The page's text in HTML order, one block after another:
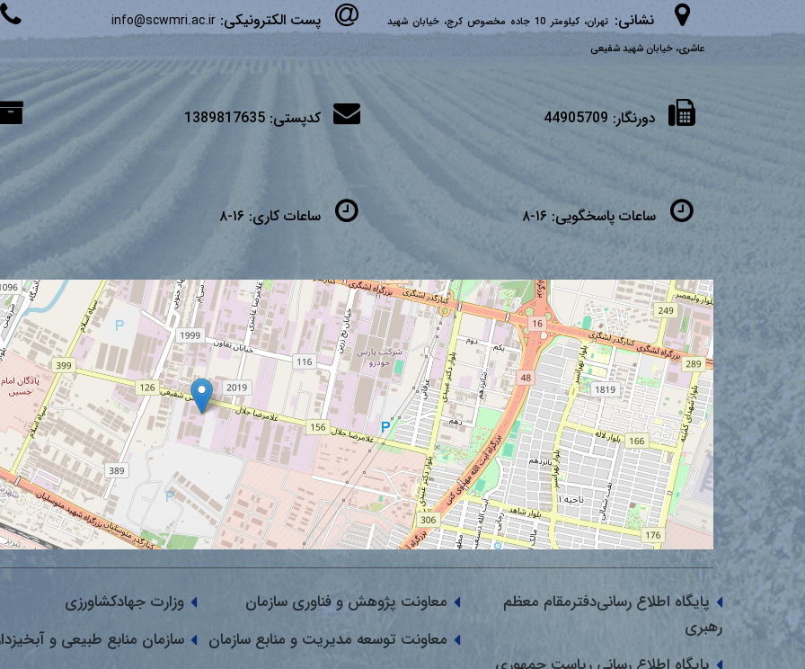
نشانی:
تهران، کیلومتر 10 جاده مخصوص کرج، خیابان شهید
عاشری، خیابان شهید شفیعی
پست الکترونیکی:info@scwmri.ac.ir
دورنگار: 44905709 کدپستی:1389817635
ساعات پاسخگویی: ۱۶-۸ ساعات کاری: ۱۶-۸
پایگاه اطلاع رسانی‌دفترمقام معظم
رهبری
معاونت پژوهش و فناوری سازمان
معاونت توسعه مدیریت و منابع سازمان
وزارت جهادکشاورزی
سازمان منابع طبیعی و